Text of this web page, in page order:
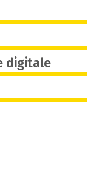
digitale